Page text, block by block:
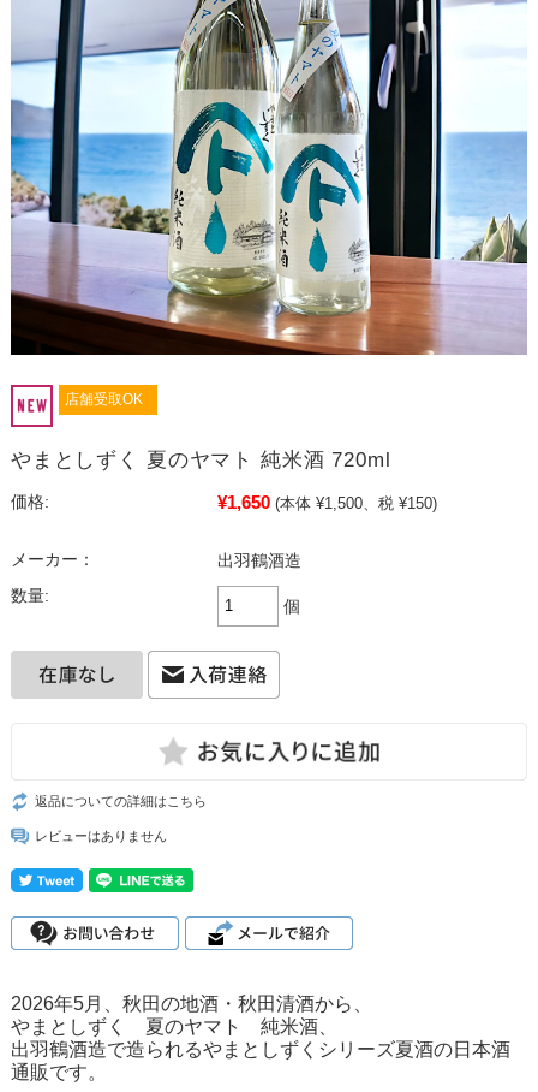
店舗受取OK
やまとしずく 夏のヤマト 純米酒 720ml
価格: ¥1,650 (本体 ¥1,500、税 ¥150)
メーカー：
出羽鶴酒造
数量:
個
返品についての詳細はこちら
レビューはありません
2026年5月、秋田の地酒・秋田清酒から、
やまとしずく 夏のヤマト 純米酒、
出羽鶴酒造で造られるやまとしずくシリーズ夏酒の日本酒
通販です。